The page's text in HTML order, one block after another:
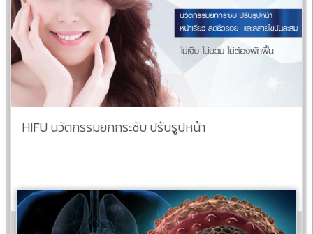
HIFU นวัตกรรมยกกระชับ ปรับรูปหน้า
อ่านต่อ